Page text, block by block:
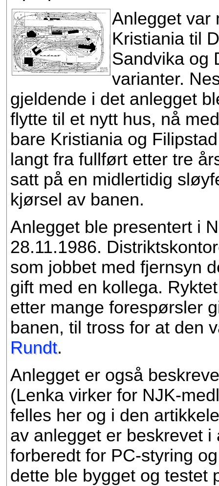
Anlegget var
Kristiania til
Sandvika og
varianter.
gjeldende i det anlegget
flytte til et nytt hus, nå
bare Kristiania og
langt fra fullført etter tre
satt på en midlertidig
kjørsel av banen.
Anlegget ble presentert i
28.11.1986.
som jobbet med fjernsyn
gift med en kollega.
etter mange forespørsler
banen, til tross for at den
Rundt.
Anlegget er også
(Lenka virker for NJK-
felles her og i den
av anlegget er beskrevet
forberedt for PC-styring
dette ble bygget og testet